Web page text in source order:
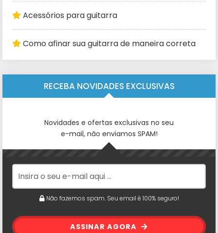
Acessórios para guitarra
Como afinar sua guitarra de maneira correta
RECEBA NOVIDADES EXCLUSIVAS
Novidades e ofertas exclusivas no seu
e-mail, não enviamos SPAM!
Não fazemos spam. Seu email é 100% seguro!
ASSINAR AGORA